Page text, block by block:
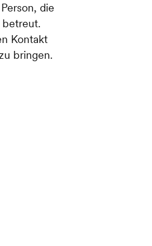
die
betreut.
Kontakt
bringen.